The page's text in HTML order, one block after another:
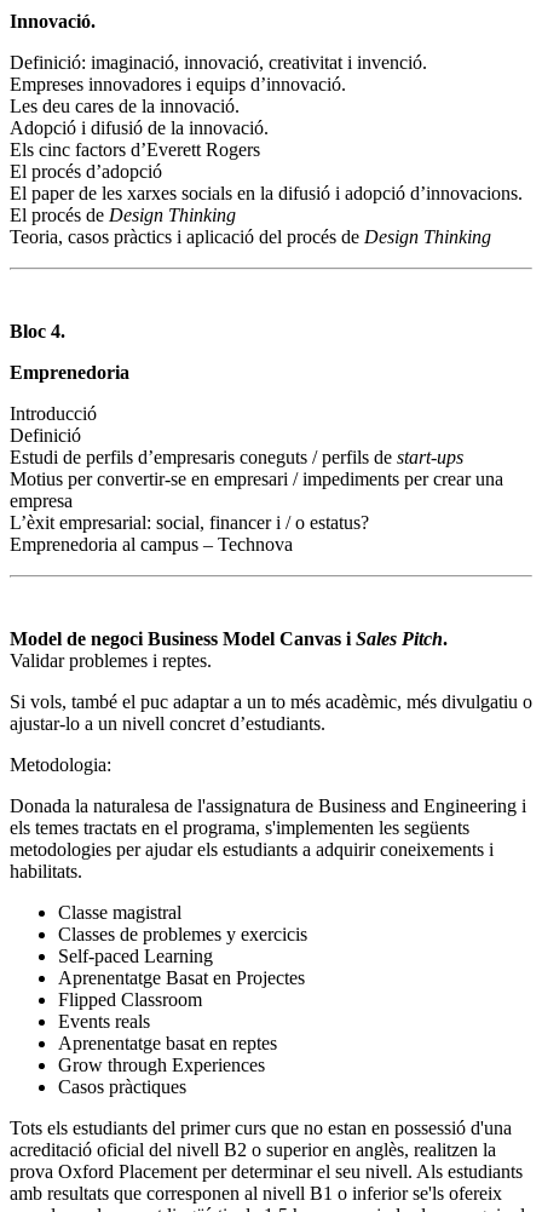
Innovació.
Definició: imaginació, innovació, creativitat i invenció.
Empreses innovadores i equips d’innovació.
Les deu cares de la innovació.
Adopció i difusió de la innovació.
Els cinc factors d’Everett Rogers
El procés d’adopció
El paper de les xarxes socials en la difusió i adopció d’innovacions.
El procés de Design Thinking
Teoria, casos pràctics i aplicació del procés de Design Thinking
Bloc 4.
Emprenedoria
Introducció
Definició
Estudi de perfils d’empresaris coneguts / perfils de start-ups
Motius per convertir-se en empresari / impediments per crear una
empresa
L’èxit empresarial: social, financer i / o estatus?
Emprenedoria al campus – Technova
Model de negoci Business Model Canvas iSales Pitch.
Validar problemes i reptes.
Si vols, també el puc adaptar a un to més acadèmic, més divulgatiu o
ajustar-lo a un nivell concret d’estudiants.
Metodologia:
Donada la naturalesa de l'assignatura de Business and Engineering i
els temes tractats en el programa, s'implementen les següents
metodologies per ajudar els estudiants a adquirir coneixements i
habilitats.
Classe magistral
Classes de problemes y exercicis
Self-paced Learning
Aprenentatge Basat en Projectes
Flipped Classroom
Events reals
Aprenentatge basat en reptes
Grow through Experiences
Casos pràctiques
Tots els estudiants del primer curs que no estan en possessió d'una
acreditació oficial del nivell B2 o superior en anglès, realitzen la
prova Oxford Placement per determinar el seu nivell. Als estudiants
amb resultats que corresponen al nivell B1 o inferior se'ls ofereix